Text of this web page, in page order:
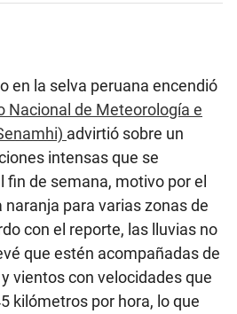
en la selva peruana encendió
Nacional de Meteorología e
advirtió sobre un
intensas que se
fin de semana, motivo por el
para varias zonas de
con el reporte, las lluvias no
que estén acompañadas de
vientos con velocidades que
kilómetros por hora, lo que